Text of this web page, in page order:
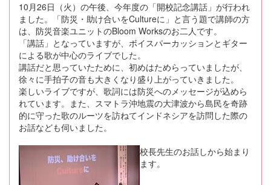
10月26日（火）の午後、今年度の「開校記念講話」が行われ
ました。「防災・助け合いをCultureに」と言う題で講師の方
は、防災音楽ユニットのBloom Worksのお二人です。
「講話」となっていますが、ボイスパーカッションとギター
による歌が中心のライブでした。
講話だと思っていたために、初めはためらっていましたが、
徐々に手拍子の音も大きくなり盛り上がっていきました。
楽しいライブですが、歌詞には防災へのメッセージが込めら
れています。また、スマトラ沖地震の大津波から島民を奇跡
的に守った歌のルーツを訪ねてインドネシアを訪問した際の
お話なども伺いました。
校長先生のお話しから始まり
ます。